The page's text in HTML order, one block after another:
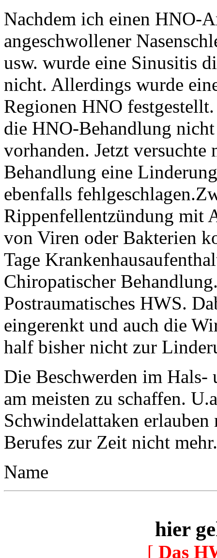
Nachdem ich einen HNO-
angeschwollener
usw. wurde eine Sinusitis
nicht. Allerdings wurde
Regionen HNO
die HNO-Behandlung
vorhanden. Jetzt
Behandlung eine
ebenfalls
Rippenfellentzündung mit
von Viren oder Bakterien
Tage
Chiropatischer
Postraumatisches HWS.
eingerenkt und auch die
half bisher nicht zur
Die Beschwerden im Hals-
am meisten zu schaffen.
Schwindelattaken
Berufes zur Zeit nicht mehr.
Name
hier
[ Das